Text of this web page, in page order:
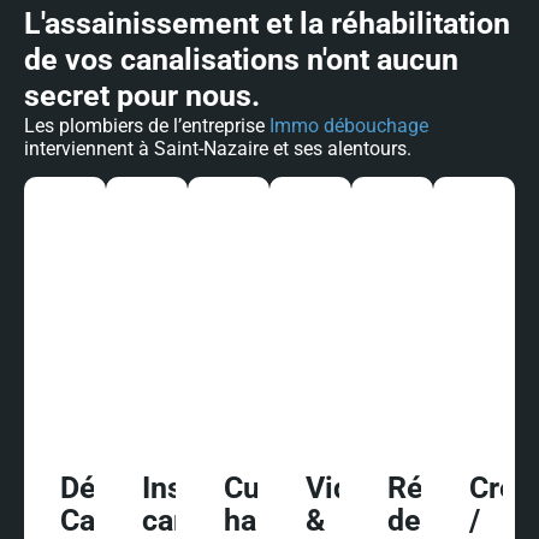
L'assainissement et la réhabilitation
de vos canalisations n'ont aucun
secret pour nous.
Les plombiers de l’entreprise Immo débouchage
interviennent à Saint-Nazaire et ses alentours.
Débouchage
Canalisations
Inspection
caméra/diagnostic
Curage
haute
Vidange
&
de
/